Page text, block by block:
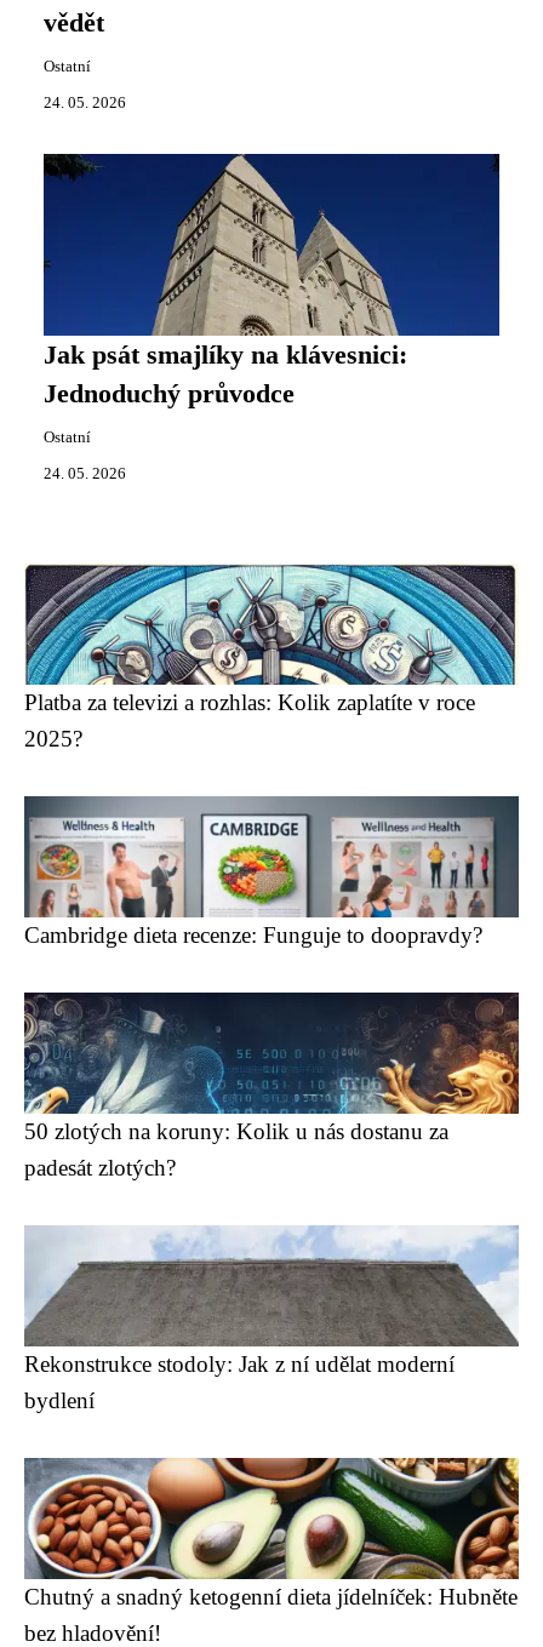
vědět
Ostatní
24. 05. 2026
Jak psát smajlíky na klávesnici:
Jednoduchý průvodce
Ostatní
24. 05. 2026
Platba za televizi a rozhlas: Kolik zaplatíte v roce
2025?
Cambridge dieta recenze: Funguje to doopravdy?
50 zlotých na koruny: Kolik u nás dostanu za
padesát zlotých?
Rekonstrukce stodoly: Jak z ní udělat moderní
bydlení
Chutný a snadný ketogenní dieta jídelníček: Hubněte
bez hladovění!